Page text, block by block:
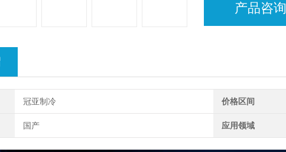
产品咨询
冠亚制冷 价格区间
国产 应用领域